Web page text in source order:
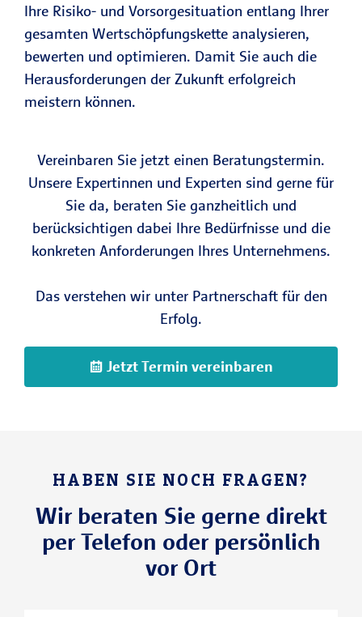
Ihre Risiko- und Vorsorgesituation entlang Ihrer
gesamten Wertschöpfungskette analysieren,
bewerten und optimieren. Damit Sie auch die
Herausforderungen der Zukunft erfolgreich
meistern können.
Vereinbaren Sie jetzt einen Beratungstermin.
Unsere Expertinnen und Experten sind gerne für
Sie da, beraten Sie ganzheitlich und
berücksichtigen dabei Ihre Bedürfnisse und die
konkreten Anforderungen Ihres Unternehmens.
Das verstehen wir unter Partnerschaft für den
Erfolg.
Jetzt Termin vereinbaren
HABEN SIE NOCH FRAGEN?
Wir beraten Sie gerne direkt
per Telefon oder persönlich
vor Ort